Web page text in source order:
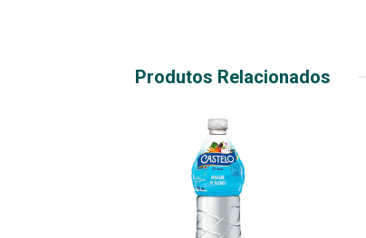
Produtos Relacionados